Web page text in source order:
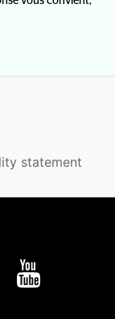
statement